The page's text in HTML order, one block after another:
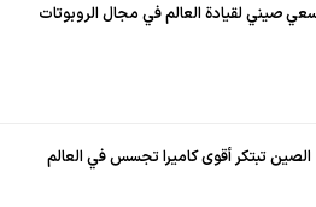
صيني لقيادة العالم في مجال الروبوتات
الصين تبتكر أقوى كاميرا تجسس في العالم